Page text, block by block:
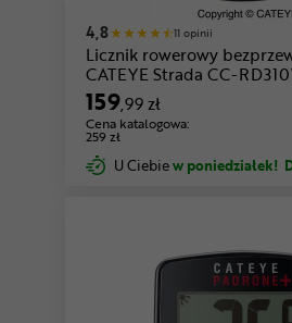
4,8 11 opinii
Licznik rowerowy
CATEYE Strada CC-
159,99 zł
Cena katalogowa:
259 zł
U Ciebiew poniedziałek!